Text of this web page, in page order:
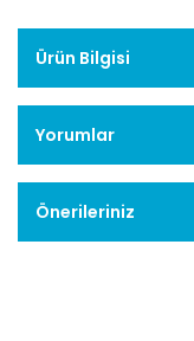
Ürün Bilgisi
Yorumlar
Önerileriniz